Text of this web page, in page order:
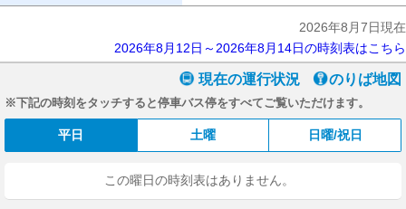
2026年8月7日現在
2026年8月12日～2026年8月14日の時刻表はこちら
現在の運行状況 のりば地図
※下記の時刻をタッチすると停車バス停をすべてご覧いただけます。
平日 土曜 日曜/祝日
この曜日の時刻表はありません。